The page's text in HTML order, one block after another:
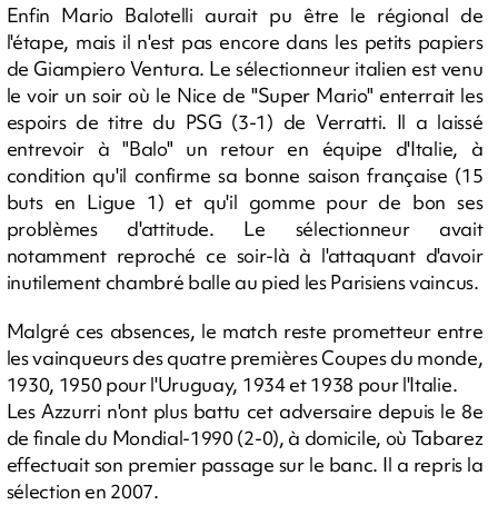
Enfin Mario Balotelli aurait pu être le régional de
l'étape, mais il n'est pas encore dans les petits papiers
de Giampiero Ventura. Le sélectionneur italien est venu
le voir un soir où le Nice de "Super Mario" enterrait les
espoirs de titre du PSG (3-1) de Verratti. Il a laissé
entrevoir à "Balo" un retour en équipe d'Italie, à
condition qu'il confirme sa bonne saison française (15
buts en Ligue 1) et qu'il gomme pour de bon ses
problèmes d'attitude. Le sélectionneur avait
notamment reproché ce soir-là à l'attaquant d'avoir
inutilement chambré balle au pied les Parisiens vaincus.
Malgré ces absences, le match reste prometteur entre
les vainqueurs des quatre premières Coupes du monde,
1930, 1950 pour l'Uruguay, 1934 et 1938 pour l'Italie.
Les Azzurri n'ont plus battu cet adversaire depuis le 8e
de finale du Mondial-1990 (2-0), à domicile, où Tabarez
effectuait son premier passage sur le banc. Il a repris la
sélection en 2007.